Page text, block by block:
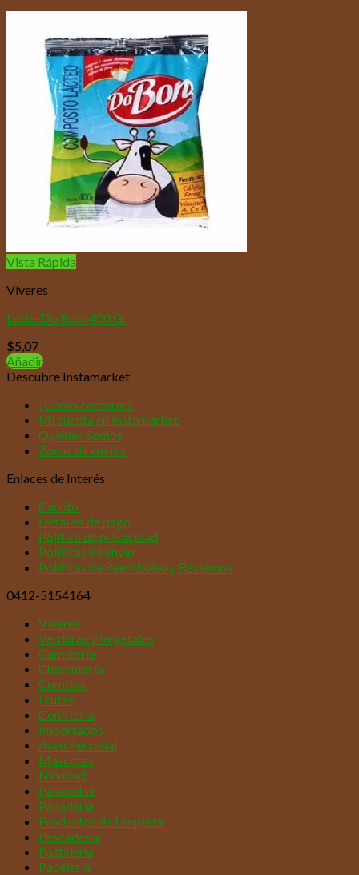
Vista Rápida
Víveres
Leche Do Bom 400 Gr
$5,07
Añadir
Descubre Instamarket
¿Cómo comprar?
Mi cuenta en Instamarket
Quienes Somos
Zonas de envíos
Enlaces de Interés
Carrito
Detalles de pago
Política de privacidad
Políticas de envío
Políticas de Reembolso y Reclamos
0412-5154164
Víveres
Verduras y Vegetales
Carnicería
Charcutería
Combos
Frutas
Confitería
Importados
Aseo Personal
Mascotas
Navidad
Pasapalos
Panadería
Productos de Limpieza
Pescadería
Pastelería
Papelería